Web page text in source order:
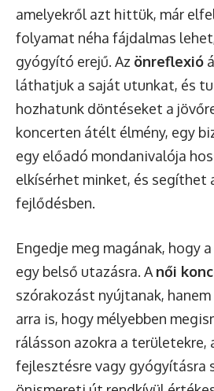
amelyekről azt hittük, már
folyamat néha fájdalmas
gyógyító erejű. Az önreflexió
láthatjuk a saját utunkat, és
hozhatunk döntéseket a
koncerten átélt élmény, egy
egy előadó mondanivalója
elkísérhet minket, és segíthet
fejlődésben.
Engedje meg magának, hogy
egy belső utazásra. A női
szórakozást nyújtanak,
arra is, hogy mélyebben
rálásson azokra a területekre,
fejlesztésre vagy gyógyításra